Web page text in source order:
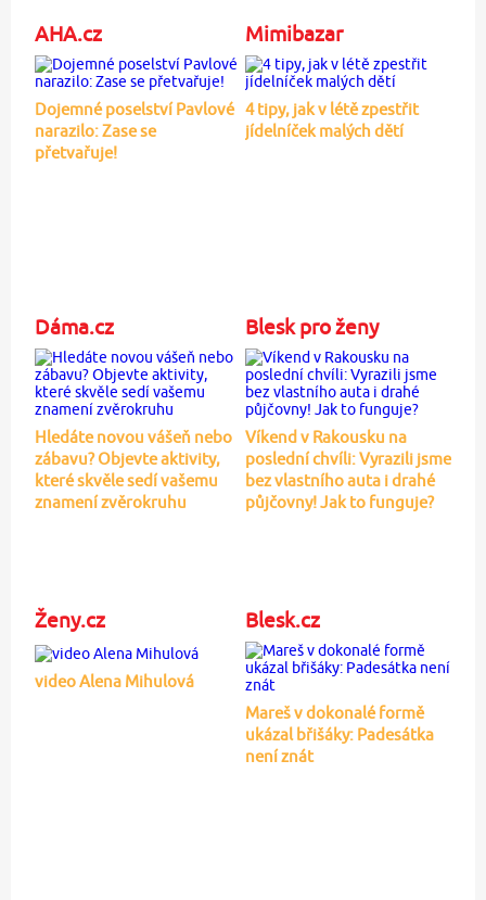
AHA.cz
Dojemné poselství Pavlové
narazilo: Zase se
přetvařuje!
Mimibazar
4 tipy, jak v létě zpestřit
jídelníček malých dětí
Dáma.cz
Hledáte novou vášeň nebo
zábavu? Objevte aktivity,
které skvěle sedí vašemu
znamení zvěrokruhu
Blesk pro ženy
Víkend v Rakousku na
poslední chvíli: Vyrazili jsme
bez vlastního auta i drahé
půjčovny! Jak to funguje?
Ženy.cz
video Alena Mihulová
Blesk.cz
Mareš v dokonalé formě
ukázal břišáky: Padesátka
není znát